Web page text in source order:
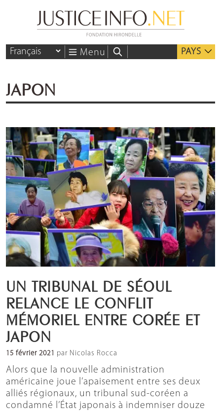
Menu PAYS
JAPON
UN TRIBUNAL DE SÉOUL
RELANCE LE CONFLIT
MÉMORIEL ENTRE CORÉE ET
JAPON
15 février 2021 par Nicolas Rocca
Alors que la nouvelle administration
américaine joue l’apaisement entre ses deux
alliés régionaux, un tribunal sud-coréen a
condamné l’État japonais à indemniser douze